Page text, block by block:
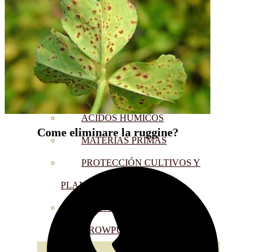
CARENCIAS
ENRAIZANTES
MADURACIÓN Y ENGORDE
REGENERADORES DEL
SUELO
ÁCIDOS HÚMICOS
MATERIAS PRIMAS
PROTECCIÓN CULTIVOS Y
PLANTAS
GROWPUNCH
Come eliminare la ruggine?